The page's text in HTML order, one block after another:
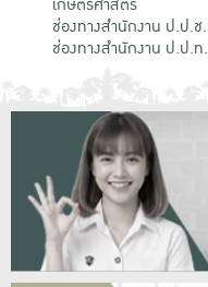
ช่องทางสำนักงาน ป.ป.ช.
ช่องทางสำนักงาน ป.ป.ท.